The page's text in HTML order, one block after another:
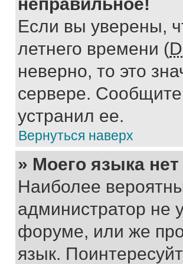
Если вы уверены,
летнего времени (
неверно, то это
сервере.
устранил ее.
Вернуться наверх
» Моего языка
Наиболее
администратор не
форуме, или же
язык.